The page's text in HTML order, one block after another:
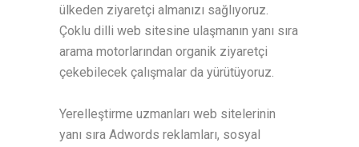
ülkeden ziyaretçi almanızı sağlıyoruz.
Çoklu dilli web sitesine ulaşmanın yanı sıra
arama motorlarından organik ziyaretçi
çekebilecek çalışmalar da yürütüyoruz.
Yerelleştirme uzmanları web sitelerinin
yanı sıra Adwords reklamları, sosyal